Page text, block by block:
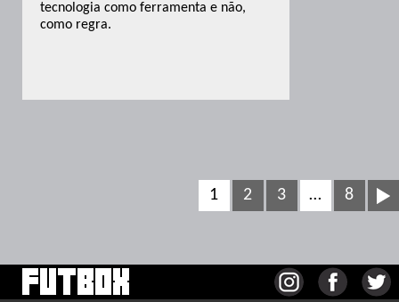
tecnologia como ferramenta e não,
como regra.
1 2 3 … 8